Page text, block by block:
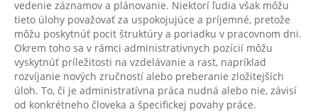
vedenie záznamov a plánovanie. Niektorí ľudia však môžu
tieto úlohy považovať za uspokojujúce a príjemné, pretože
môžu poskytnúť pocit štruktúry a poriadku v pracovnom dni.
Okrem toho sa v rámci administratívnych pozícií môžu
vyskytnúť príležitosti na vzdelávanie a rast, napríklad
rozvíjanie nových zručností alebo preberanie zložitejších
úloh. To, či je administratívna práca nudná alebo nie, závisí
od konkrétneho človeka a špecifickej povahy práce.